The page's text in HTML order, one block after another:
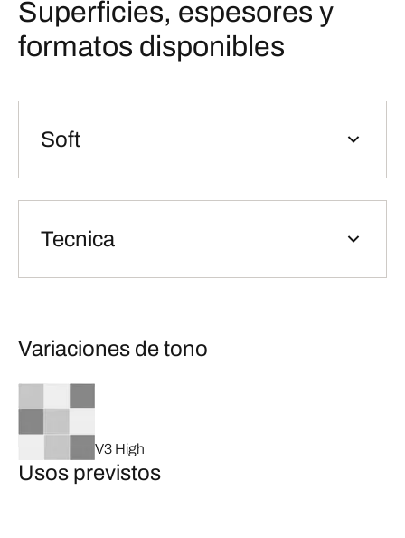
Superficies, espesores y
formatos disponibles
Soft
Tecnica
Variaciones de tono
V3 High
Usos previstos